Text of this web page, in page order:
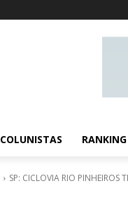
COLUNISTAS
SP: CICLOVIA RIO PINHEIROS